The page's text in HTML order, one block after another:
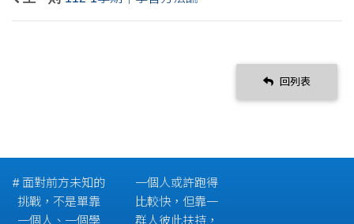
回列表
# 面對前方未知的
挑戰，不是單靠
一個人、一個學
一個人或許跑得
比較快，但靠一
群人彼此扶持，